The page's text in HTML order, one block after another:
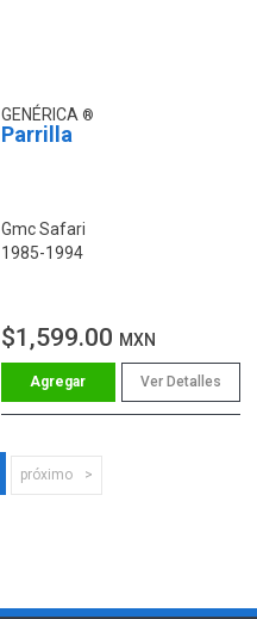
GENÉRICA
Parrilla
Gmc Safari
1985-1994
$1,599.00 MXN
Ver Detalles
próximo